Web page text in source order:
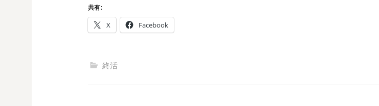
共有:
X Facebook
終活